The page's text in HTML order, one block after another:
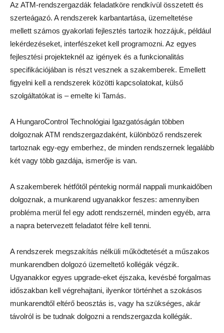
Az ATM-rendszergazdák feladatköre rendkívül összetett és
szerteágazó. A rendszerek karbantartása, üzemeltetése
mellett számos gyakorlati fejlesztés tartozik hozzájuk, például
lekérdezéseket, interfészeket kell programozni. Az egyes
fejlesztési projekteknél az igények és a funkcionalitás
specifikációjában is részt vesznek a szakemberek. Emellett
figyelni kell a rendszerek közötti kapcsolatokat, külső
szolgáltatókat is – emelte ki Tamás.
A HungaroControl Technológiai Igazgatóságán többen
dolgoznak ATM rendszergazdaként, különböző rendszerek
tartoznak egy-egy emberhez, de minden rendszernek legalább
két vagy több gazdája, ismerője is van.
A szakemberek hétfőtől péntekig normál nappali munkaidőben
dolgoznak, a munkarend ugyanakkor feszes: amennyiben
probléma merül fel egy adott rendszernél, minden egyéb, arra
a napra betervezett feladatot félre kell tenni.
A rendszerek megszakítás nélküli működtetését a műszakos
munkarendben dolgozó üzemeltető kollégák végzik.
Ugyanakkor egyes upgrade-eket éjszaka, kevésbé forgalmas
időszakban kell végrehajtani, ilyenkor történhet a szokásos
munkarendtől eltérő beosztás is, vagy ha szükséges, akár
távolról is be tudnak dolgozni a rendszergazda kollégák.